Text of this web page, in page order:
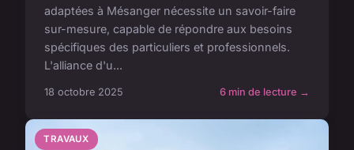
adaptées à Mésanger nécessite un savoir-faire
sur-mesure, capable de répondre aux besoins
spécifiques des particuliers et professionnels.
L'alliance d'u...
18 octobre 2025 6 min de lecture →
TRAVAUX